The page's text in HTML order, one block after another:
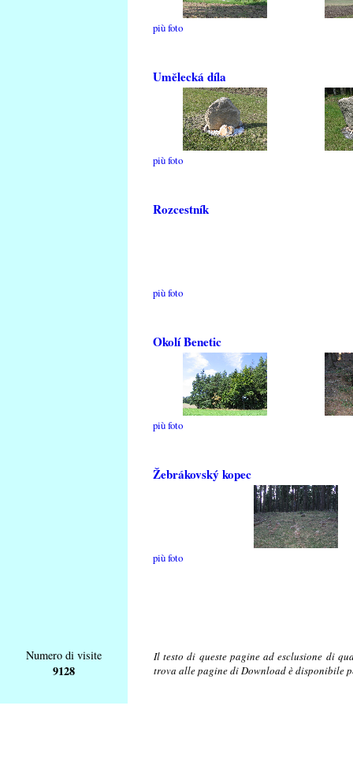
più foto
Umělecká díla
più foto
Rozcestník
più foto
Okolí Benetic
più foto
Žebrákovský kopec
più foto
Numero di visite
9128
Il testo di queste pagine ad esclusione di
trova alle pagine di Download è disponibile